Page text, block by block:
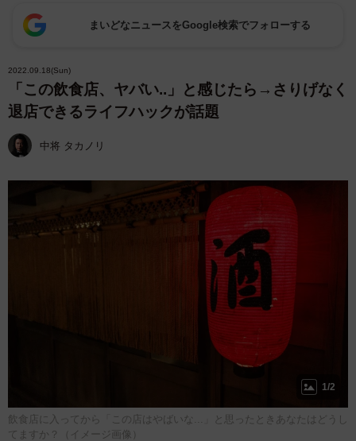
まいどなニュースをGoogle検索でフォローする
2022.09.18(Sun)
「この飲食店、ヤバい..」と感じたら→さりげなく
退店できるライフハックが話題
中将 タカノリ
1/2
飲食店に入ってから「この店はやばいな...」と思ったときあなたはどうし
てますか？（イメージ画像）